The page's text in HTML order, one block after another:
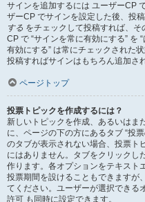
サインを追加するには ユーザーCP
ザーCP でサインを設定した後、投
する をチェックして投稿すれば、
CP で “サインを常に有効にする” を
有効にする” は常にチェックされた
投稿すればサインはもちろん追加さ
ページトップ
投票トピックを作成するには？
新しいトピックを作成、あるいはま
に、ページの下の方にあるタブ “投
のタブが表示されない場合、投票ト
にはありません。タブをクリックし
作ります。各オプションをテキスト
投票期間を設けることもできますが
てください。ユーザーが選択できる
許可 も同時に設定できます。